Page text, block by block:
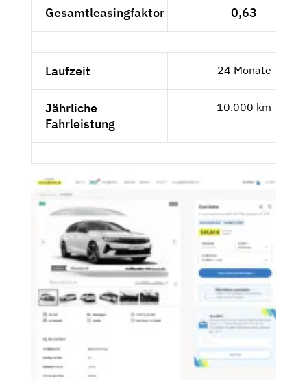
Gesamtleasingfaktor 0,63
Laufzeit 24 Monate
Jährliche
Fahrleistung
10.000 km